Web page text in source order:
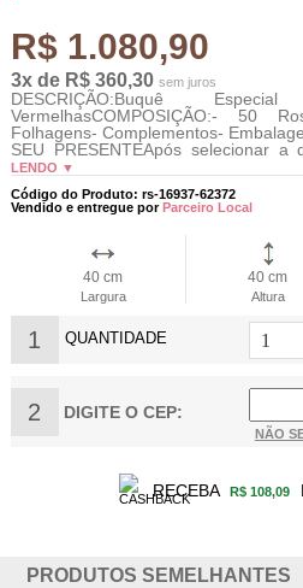
R$ 1.080,90
3x de R$ 360,30 sem juros
DESCRIÇÃO:Buquê
VermelhasCOMPOSIÇÃO:- 50
Folhagens- Complementos-
SEU PRESENTEApós selecionar
LENDO ▼
Código do Produto: rs-16937-62372
Vendido e entregue porParceiro Local
40 cm
Largura
40 cm
Altura
1 QUANTIDADE
2 DIGITE O CEP:
NÃO
RECEBA R$ 108,09
PRODUTOS SEMELHANTES